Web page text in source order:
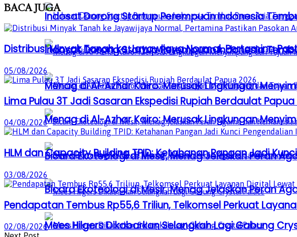
Indosat Dorong Startup Perempuan Indonesia
Menag di Al-Azhar Kairo: Merusak Lingkungan
Bicara Ekoteologi di Mesir, Menag Jelaskan Peran
Mees Hilgers Dikabarkan Selangkah Lagi Gabung
Indosat Dorong Startup Perempuan Indonesia
Menag di Al-Azhar Kairo: Merusak Lingkungan
Bicara Ekoteologi di Mesir, Menag Jelaskan Peran
BACAJUGA
Distribusi Minyak Tanah ke Jayawijaya Normal, Pertamina
05/08/2026
Lima Pulau 3T Jadi Sasaran Ekspedisi Rupiah Berdaulat
04/08/2026
HLM dan Capacity Building TPID: Ketahanan Pangan Jadi
03/08/2026
Pendapatan Tembus Rp55,6 Triliun, Telkomsel Perkuat
02/08/2026